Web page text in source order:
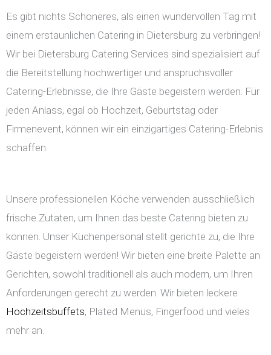
Es gibt nichts Schöneres, als einen wundervollen Tag mit
einem erstaunlichen Catering in Dietersburg zu verbringen!
Wir bei Dietersburg Catering Services sind spezialisiert auf
die Bereitstellung hochwertiger und anspruchsvoller
Catering-Erlebnisse, die Ihre Gäste begeistern werden. Für
jeden Anlass, egal ob Hochzeit, Geburtstag oder
Firmenevent, können wir ein einzigartiges Catering-Erlebnis
schaffen.
Unsere professionellen Köche verwenden ausschließlich
frische Zutaten, um Ihnen das beste Catering bieten zu
können. Unser Küchenpersonal stellt gerichte zu, die Ihre
Gäste begeistern werden! Wir bieten eine breite Palette an
Gerichten, sowohl traditionell als auch modern, um Ihren
Anforderungen gerecht zu werden. Wir bieten leckere
Hochzeitsbuffets, Plated Menüs, Fingerfood und vieles
mehr an.